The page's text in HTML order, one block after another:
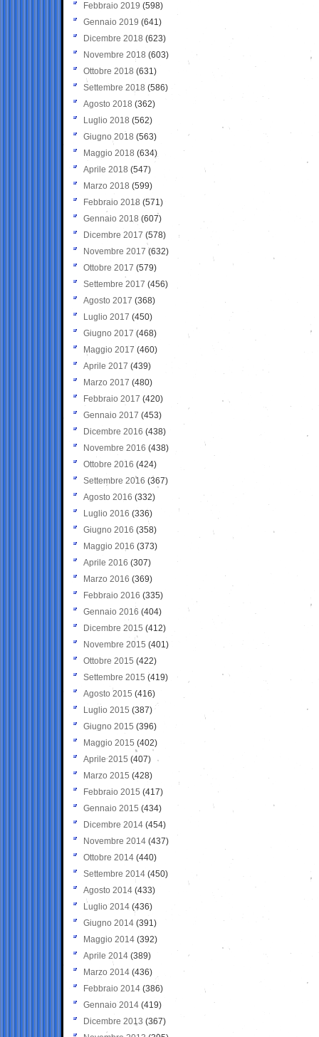
Febbraio 2019 (598)
Gennaio 2019 (641)
Dicembre 2018 (623)
Novembre 2018 (603)
Ottobre 2018 (631)
Settembre 2018 (586)
Agosto 2018 (362)
Luglio 2018 (562)
Giugno 2018 (563)
Maggio 2018 (634)
Aprile 2018 (547)
Marzo 2018 (599)
Febbraio 2018 (571)
Gennaio 2018 (607)
Dicembre 2017 (578)
Novembre 2017 (632)
Ottobre 2017 (579)
Settembre 2017 (456)
Agosto 2017 (368)
Luglio 2017 (450)
Giugno 2017 (468)
Maggio 2017 (460)
Aprile 2017 (439)
Marzo 2017 (480)
Febbraio 2017 (420)
Gennaio 2017 (453)
Dicembre 2016 (438)
Novembre 2016 (438)
Ottobre 2016 (424)
Settembre 2016 (367)
Agosto 2016 (332)
Luglio 2016 (336)
Giugno 2016 (358)
Maggio 2016 (373)
Aprile 2016 (307)
Marzo 2016 (369)
Febbraio 2016 (335)
Gennaio 2016 (404)
Dicembre 2015 (412)
Novembre 2015 (401)
Ottobre 2015 (422)
Settembre 2015 (419)
Agosto 2015 (416)
Luglio 2015 (387)
Giugno 2015 (396)
Maggio 2015 (402)
Aprile 2015 (407)
Marzo 2015 (428)
Febbraio 2015 (417)
Gennaio 2015 (434)
Dicembre 2014 (454)
Novembre 2014 (437)
Ottobre 2014 (440)
Settembre 2014 (450)
Agosto 2014 (433)
Luglio 2014 (436)
Giugno 2014 (391)
Maggio 2014 (392)
Aprile 2014 (389)
Marzo 2014 (436)
Febbraio 2014 (386)
Gennaio 2014 (419)
Dicembre 2013 (367)